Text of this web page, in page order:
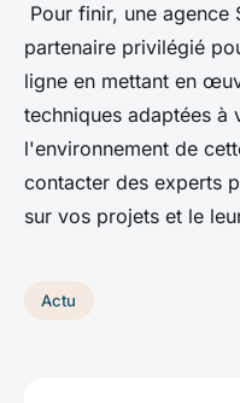
Pour finir, une agence
partenaire privilégié
ligne en mettant en
techniques adaptées à
l'environnement de
contacter des experts
sur vos projets et le
Actu